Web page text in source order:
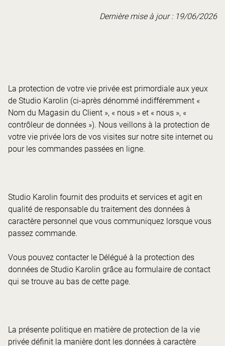
Dernière mise à jour : 19/06/2026
La protection de votre vie privée est primordiale aux yeux
de Studio Karolin (ci-après dénommé indifféremment «
Nom du Magasin du Client », « nous » et « nous », «
contrôleur de données »). Nous veillons à la protection de
votre vie privée lors de vos visites sur notre site internet ou
pour les commandes passées en ligne.
Studio Karolin fournit des produits et services et agit en
qualité de responsable du traitement des données à
caractère personnel que vous communiquez lorsque vous
passez commande.
Vous pouvez contacter le Délégué à la protection des
données de Studio Karolin grâce au formulaire de contact
qui se trouve au bas de cette page.
La présente politique en matière de protection de la vie
privée définit la manière dont les données à caractère